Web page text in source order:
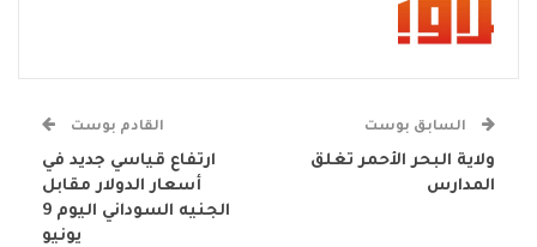
السابق بوست
ولاية البحر الأحمر تغلق
المدارس
القادم بوست
ارتفاع قياسي جديد في
أسعار الدولار مقابل
الجنيه السوداني اليوم 9
يونيو